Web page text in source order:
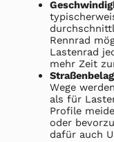
Rennrad
Lastenrad
mehr Zeit
Straßenbelag
Wege
als für
Profile
oder
dafür auch